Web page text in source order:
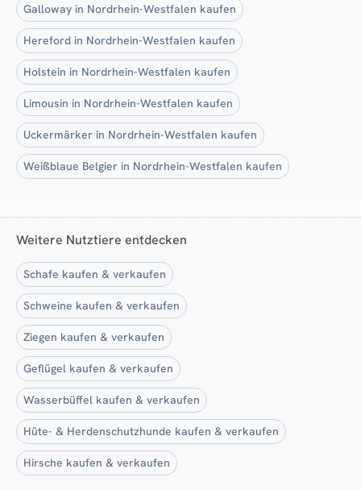
Galloway in Nordrhein-Westfalen kaufen
Hereford in Nordrhein-Westfalen kaufen
Holstein in Nordrhein-Westfalen kaufen
Limousin in Nordrhein-Westfalen kaufen
Uckermärker in Nordrhein-Westfalen kaufen
Weißblaue Belgier in Nordrhein-Westfalen kaufen
Weitere Nutztiere entdecken
Schafe kaufen & verkaufen
Schweine kaufen & verkaufen
Ziegen kaufen & verkaufen
Geflügel kaufen & verkaufen
Wasserbüffel kaufen & verkaufen
Hüte- & Herdenschutzhunde kaufen & verkaufen
Hirsche kaufen & verkaufen